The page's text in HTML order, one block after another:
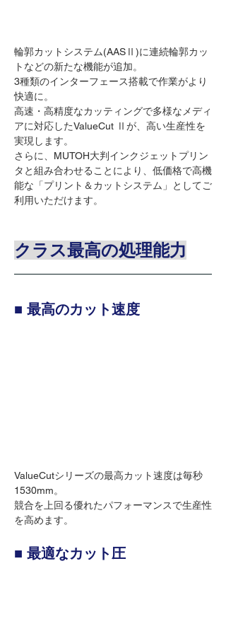
輪郭カットシステム(AASⅡ)に連続輪郭カッ
トなどの新たな機能が追加。
3種類のインターフェース搭載で作業がより
快適に。
高速・高精度なカッティングで多様なメディ
アに対応したValueCut Ⅱが、高い生産性を
実現します。
さらに、MUTOH大判インクジェットプリン
タと組み合わせることにより、低価格で高機
能な「プリント＆カットシステム」としてご
利用いただけます。
クラス最高の処理能力
■ 最高のカット速度
ValueCutシリーズの最高カット速度は毎秒
1530mm。
競合を上回る優れたパフォーマンスで生産性
を高めます。
■ 最適なカット圧